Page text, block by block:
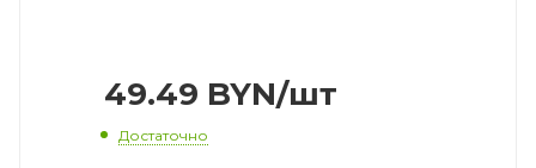
49.49 BYN/шт
Достаточно